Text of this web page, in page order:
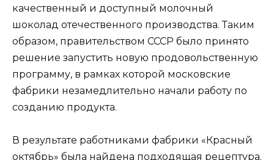
качественный и доступный молочный
шоколад отечественного производства. Таким
образом, правительством СССР было принято
решение запустить новую продовольственную
программу, в рамках которой московские
фабрики незамедлительно начали работу по
созданию продукта.
В результате работниками фабрики «Красный
октябрь» была найдена подходящая рецептура.